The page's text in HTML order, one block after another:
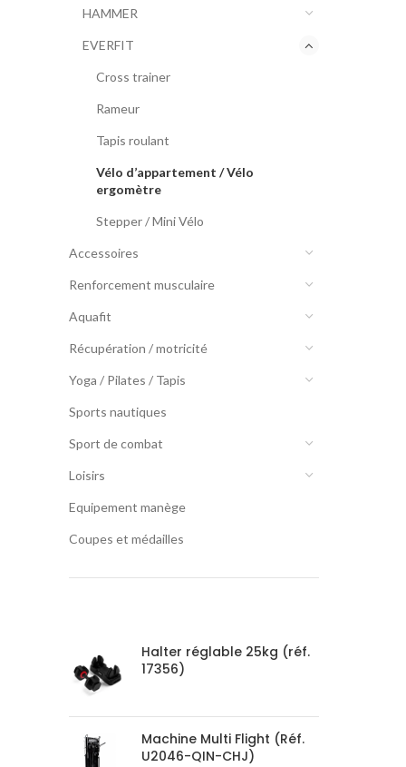
HAMMER
EVERFIT
Cross trainer
Rameur
Tapis roulant
Vélo d’appartement / Vélo
ergomètre
Stepper / Mini Vélo
Accessoires
Renforcement musculaire
Aquafit
Récupération / motricité
Yoga / Pilates / Tapis
Sports nautiques
Sport de combat
Loisirs
Equipement manège
Coupes et médailles
Halter réglable 25kg (réf.
17356)
Machine Multi Flight (Réf.
U2046-QIN-CHJ)